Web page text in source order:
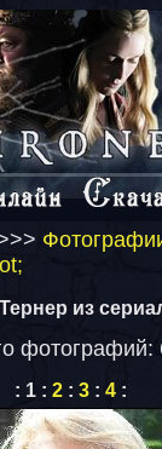
из
фотографий:
: 1: 2: 3: 4: